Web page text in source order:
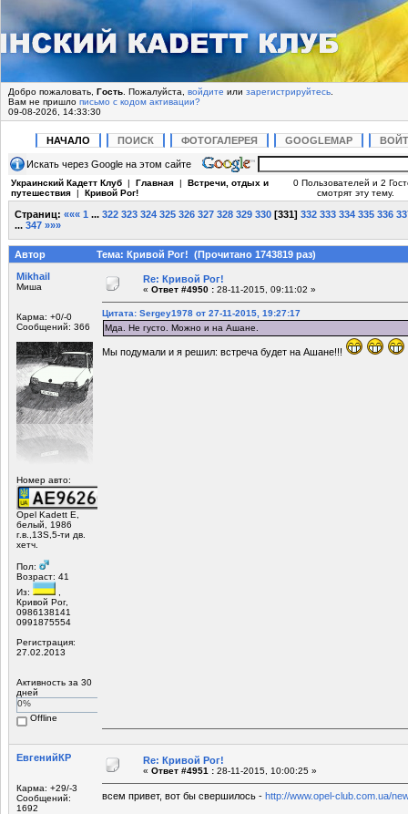
Добро пожаловать, Гость . Пожалуйста, войдите или зарегистрируйтесь
Вам не пришло письмо с кодом активации?
09-08-2026, 14:33:30
НАЧАЛО ПОИСК ФОТОГАЛЕРЕЯ GOOGLEMAP
Искать через Google на этом сайте
Украинский Кадетт Клуб | Главная | Встречи, отдых и
путешествия | Кривой Рог!
0 Пользователей и 2
смотрят эту тему.
Страниц: ««« 1 ... 322 323 324 325 326 327 328 329 330 [331] 332 333 334 335 336
... 347 »»»
Автор
Тема: Кривой Рог! (Прочитано 1743819 раз)
Mikhail
Миша
Карма: +0/-0
Сообщений: 366
Номер авто:
Opel Kadett E,
белый, 1986
г.в.,13S,5-ти дв.
хетч.
Пол:
Возраст: 41
Из:
,
Кривой Рог,
0986138141
0991875554
Регистрация:
27.02.2013
Активность за 30
дней
0%
Offline
Re: Кривой Рог!
« Ответ #4950 : 28-11-2015, 09:11:02 »
Цитата: Sergey1978 от 27-11-2015, 19:27:17
Мда. Не густо. Можно и на Ашане.
Мы подумали и я решил: встреча будет на Ашане!!!
ЕвгенийКР
Карма: +29/-3
Сообщений:
1692
Re: Кривой Рог!
« Ответ #4951 : 28-11-2015, 10:00:25 »
всем привет, вот бы свершилось - http://www.opel-club.com.ua/